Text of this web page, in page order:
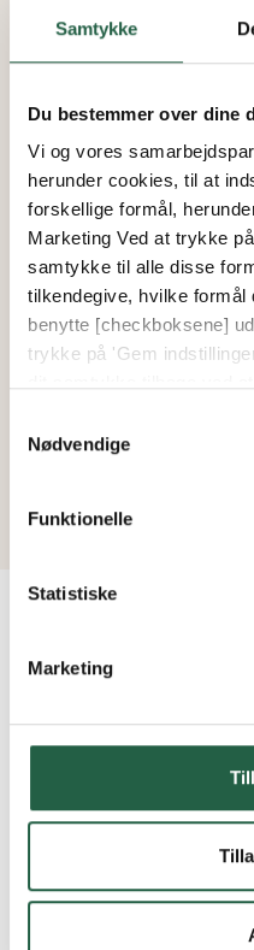
Samtykke
Du bestemmer over dine
Vi og vores
herunder cookies, til at
forskellige formål,
Marketing Ved at trykke
samtykke til alle disse
tilkendegive, hvilke
benytte [checkboksene]
trykke på 'Gem
mere om vores brug af
personlige oplysninger
Nødvendige
Funktionelle
Statistiske
Marketing
Sommer
WG 25 Fast
1.036 kr.
Kan jeg bestille
Hvad er
Hvad betyder